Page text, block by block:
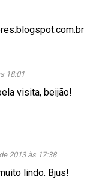
18:01
visita, beijão!
2013 às 17:38
lindo. Bjus!